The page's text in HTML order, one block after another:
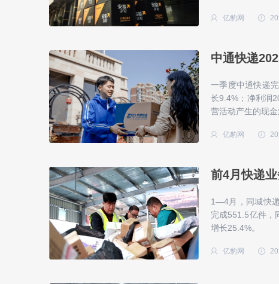
亿豹网
中通快递
一季度中通快递
长9.4%；净利润
营活动产生的现金
亿豹网
前4月快递
1—4月，同城快
完成551.5亿件，
增长25.4%。
亿豹网